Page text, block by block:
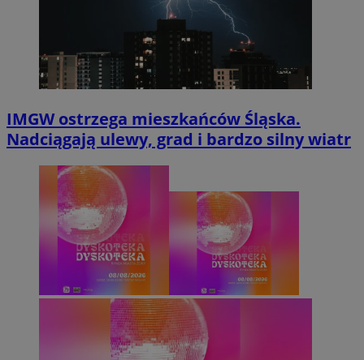
IMGW ostrzega mieszkańców Śląska.
Nadciągają ulewy, grad i bardzo silny wiatr